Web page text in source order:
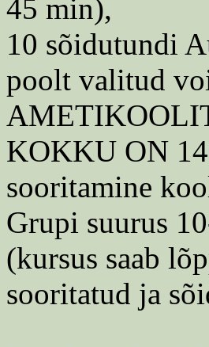
45 min),
10 sõidutundi
poolt valitud
KOKKU ON
sooritamine
Grupi suurus
(kursus saab
sooritatud ja